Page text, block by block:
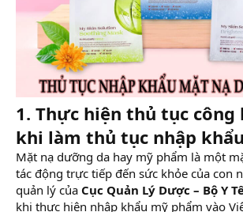
1. Thực hiện thủ tục
khi làm thủ tục nhập khẩu
Mặt nạ dưỡng da hay mỹ phẩm là một
tác động trực tiếp đến sức khỏe của con
quản lý của Cục Quản Lý Dược – Bộ Y
khi thực hiện nhập khẩu mỹ phẩm vào